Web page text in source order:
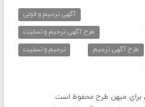
آگهی ترحیم و فوتی
طرح آگهی ترحیم و تسلیت
طرح آگهی ترحیم
ترحیم و تسلیت